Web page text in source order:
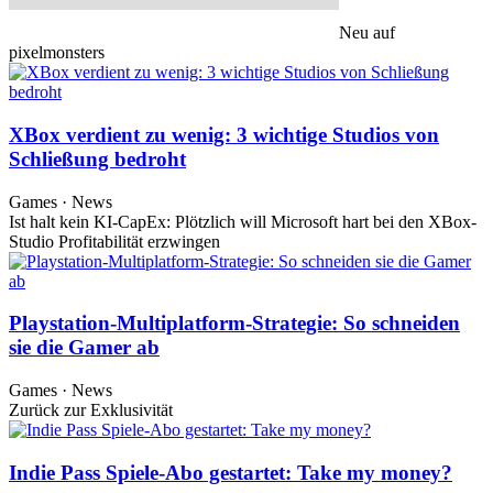
Neu auf
pixelmonsters
XBox verdient zu wenig: 3 wichtige Studios von
Schließung bedroht
Games · News
Ist halt kein KI-CapEx: Plötzlich will Microsoft hart bei den XBox-
Studio Profitabilität erzwingen
Playstation-Multiplatform-Strategie: So schneiden
sie die Gamer ab
Games · News
Zurück zur Exklusivität
Indie Pass Spiele-Abo gestartet: Take my money?